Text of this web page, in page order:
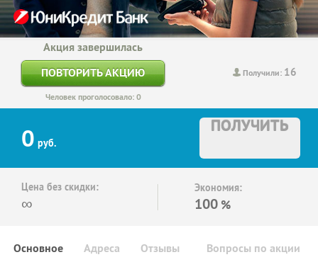
Получили: 16
Акция завершилась
ПОВТОРИТЬ АКЦИЮ
Человек проголосовало: 0
0 руб.
ПОЛУЧИТЬ
Цена без скидки:
∞
Экономия:
100 %
Основное Отзывы Вопросы по акции
Адреса